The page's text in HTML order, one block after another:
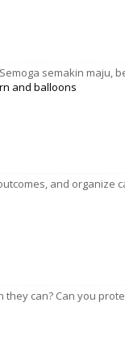
semakin maju,
and balloons
and organize
they can? Can you